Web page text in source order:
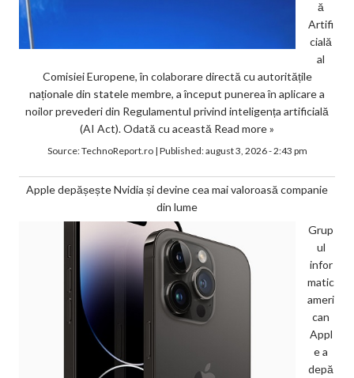
ă
Artifi
cială
al
Comisiei Europene, în colaborare directă cu autoritățile
naționale din statele membre, a început punerea în aplicare a
noilor prevederi din Regulamentul privind inteligența artificială
(AI Act). Odată cu această Read more »
Source:TechnoReport.ro| Published:august 3, 2026 - 2:43 pm
Apple depășește Nvidia și devine cea mai valoroasă companie
din lume
Grup
ul
infor
matic
ameri
can
Appl
e a
depă